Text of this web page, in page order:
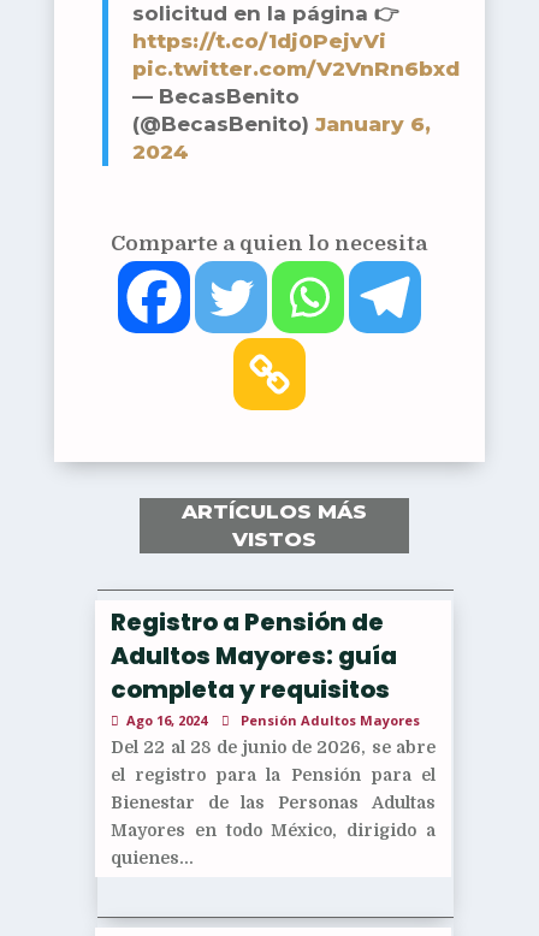
solicitud en la página 👉
https://t.co/1dj0PejvVi
pic.twitter.com/V2VnRn6bxd
— BecasBenito
(@BecasBenito) January 6,
2024
Comparte a quien lo necesita
ARTÍCULOS MÁS
VISTOS
Registro a Pensión de
Adultos Mayores: guía
completa y requisitos
Ago 16, 2024 Pensión Adultos Mayores
Del 22 al 28 de junio de 2026, se abre
el registro para la Pensión para el
Bienestar de las Personas Adultas
Mayores en todo México, dirigido a
quienes...